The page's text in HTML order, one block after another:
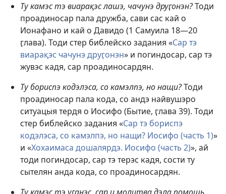
Ту камэс тэ виарақэс лашэ, чачунэ друӷонэн?Тоди
проадиносар пала дружба, сави сас кай о
Ионафано и кай о Давидо (1 Самуила 18—20
ӷлава). Тоди стер библейско задания «Сар тэ
виарақэс чачунэ друӷонэн» и погиндосар, сар тэ
жувэс кадя, сар проадиносардян.
Ту бориспэ кодэлэса, со камэлпэ, но нащи?Тоди
проадиносар пала кода, со андэ найвушэро
ситуацыя тердя о Иосифо (Бытие, ӷлава 39). Тоди
стер библейско задания «Сар тэ бориспэ
кодэлэса, со камэлпэ, но нащи? Иосифо (часть 1)»
и «Хохаимаса дошалярдэ. Иосифо (часть 2)», ай
тоди погиндосар, сар тэ терэс кадя, сости ту
сытелян анда кода, со проадиносардян.